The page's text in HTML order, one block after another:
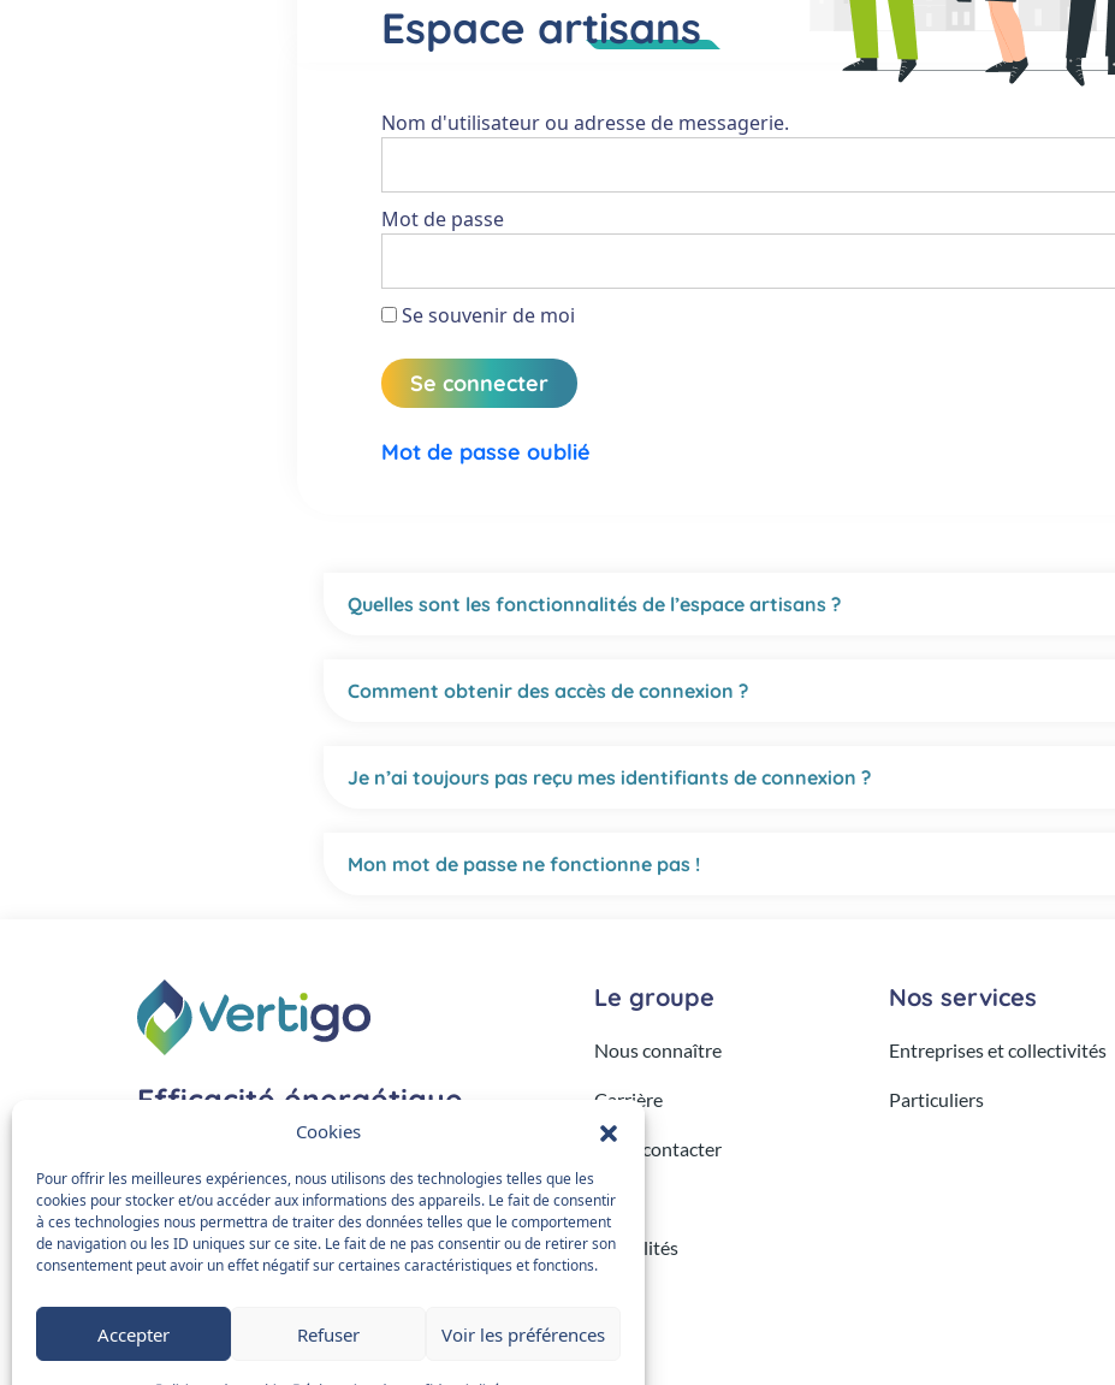
Cookies
Pour offrir les meilleures expériences, nous utilisons des technologies telles que les
cookies pour stocker et/ou accéder aux informations des appareils. Le fait de consentir
à ces technologies nous permettra de traiter des données telles que le comportement
de navigation ou les ID uniques sur ce site. Le fait de ne pas consentir ou de retirer son
consentement peut avoir un effet négatif sur certaines caractéristiques et fonctions.
Accepter Refuser Voir les préférences
Espace artisans
Nom d'utilisateur ou adresse de messagerie.
Mot de passe
Se souvenir de moi
Mot de passe oublié
Quelles sont les fonctionnalités de l’espace artisans ?
Comment obtenir des accès de connexion ?
Je n’ai toujours pas reçu mes identifiants de connexion ?
Mon mot de passe ne fonctionne pas !
Efficacité énergétique
& mobilité décarbonée
18 bis rue Molitor 75016 Paris
Nous contacter
Le groupe
Nous connaître
Carrière
Nous contacter
FAQ
Actualités
Nos services
Entreprises et collectivités
Particuliers